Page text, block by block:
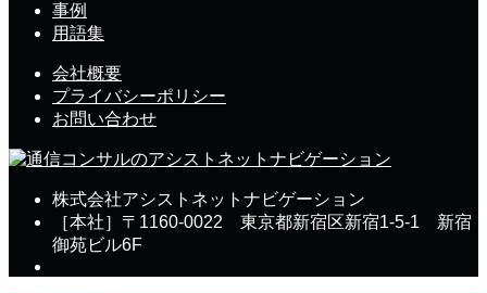
事例
用語集
会社概要
プライバシーポリシー
お問い合わせ
株式会社アシストネットナビゲーション
［本社］〒1160-0022 東京都新宿区新宿1-5-1 新宿
御苑ビル6F